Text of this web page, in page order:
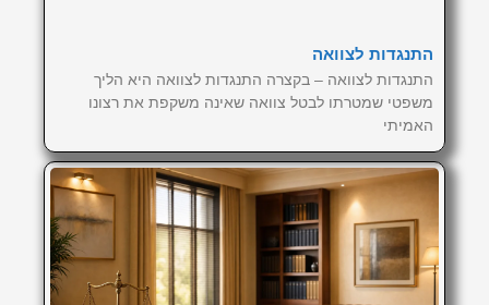
התנגדות לצוואה
התנגדות לצוואה – בקצרה התנגדות לצוואה היא הליך
משפטי שמטרתו לבטל צוואה שאינה משקפת את רצונו
האמיתי